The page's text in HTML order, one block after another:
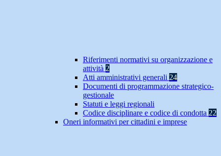
Riferimenti normativi su organizzazione e
attività 2
Atti amministrativi generali 24
Documenti di programmazione strategico-
gestionale
Statuti e leggi regionali
Codice disciplinare e codice di condotta 22
Oneri informativi per cittadini e imprese